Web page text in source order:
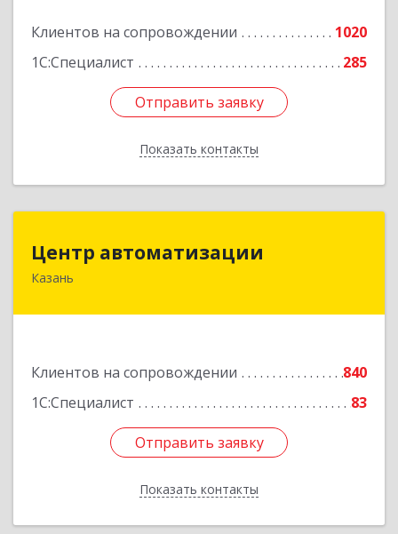
Клиентов на сопровождении
1020
1С:Специалист
285
Отправить заявку
Показать контакты
Отправить заявку
Назад
Центр автоматизации
Казань
Клиентов на сопровождении
840
1С:Специалист
83
Отправить заявку
Показать контакты
420133, Татарстан Респ, Казань г, Ямашева пр-
Отправить заявку
Назад